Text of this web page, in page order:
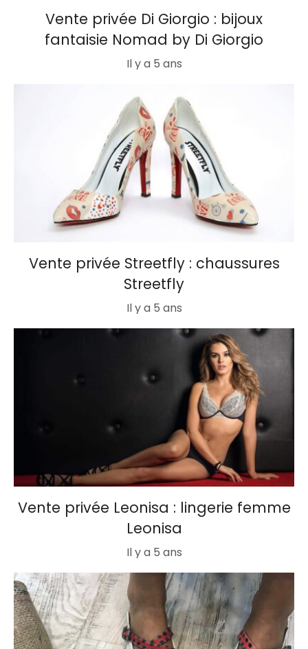
Vente privée Di Giorgio : bijoux
fantaisie Nomad by Di Giorgio
Il y a 5 ans
Vente privée Streetfly : chaussures
Streetfly
Il y a 5 ans
Vente privée Leonisa : lingerie femme
Leonisa
Il y a 5 ans